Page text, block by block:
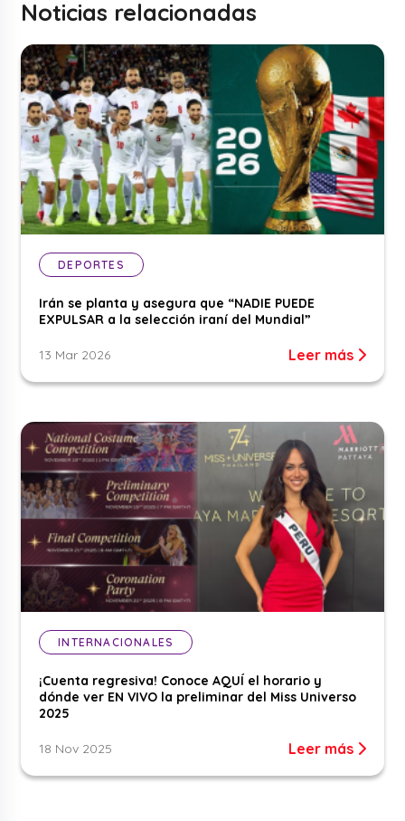
Noticias relacionadas
DEPORTES
Irán se planta y asegura que “NADIE PUEDE
EXPULSAR a la selección iraní del Mundial”
13 Mar 2026 Leer más
INTERNACIONALES
¡Cuenta regresiva! Conoce AQUÍ el horario y
dónde ver EN VIVO la preliminar del Miss Universo
2025
18 Nov 2025 Leer más